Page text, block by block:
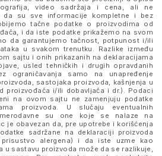
video sadržaja i cena, ali ne
da su sve informacije kompletne i bez
tačne podatke o proizvodima od
i da iste podatke prikažemo na svom
da garantujemo tačnost, potpunost i/ili
u svakom trenutku. Razlike između
sajtu i onih prikazanih na deklaracijama
usled tehničkih i drugih opravdanih
ograničavanja samo na unapređenje
sastojaka proizvoda, kašnjenja u
proizvođača i/ili dobavljača i dr.). Podaci
na ovom sajtu ne zamenjuju podatke
proizvoda. U slučaju eventualnih
su one koje se nalaze na
je obavezan da, pre upotrebe i korišćenja
sadržane na deklaraciji proizvoda
alergena) i da iste uzme kao
u sastavu proizvoda može da se razlikuje,